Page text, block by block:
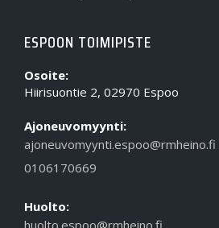
ESPOON TOIMIPISTE
Osoite:
Hiirisuontie 2, 02970 Espoo
Ajoneuvomyynti:
ajoneuvomyynti.espoo@rmheino.fi
0106170669
Huolto:
huolto.espoo@rmheino.fi